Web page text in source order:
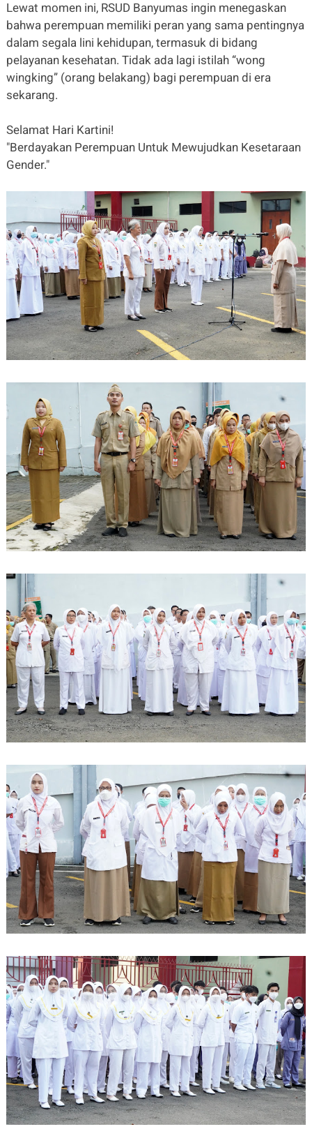
Lewat momen ini, RSUD Banyumas ingin menegaskan
bahwa perempuan memiliki peran yang sama pentingnya
dalam segala lini kehidupan, termasuk di bidang
pelayanan kesehatan. Tidak ada lagi istilah “wong
wingking” (orang belakang) bagi perempuan di era
sekarang.
Selamat Hari Kartini!
"Berdayakan Perempuan Untuk Mewujudkan Kesetaraan
Gender."